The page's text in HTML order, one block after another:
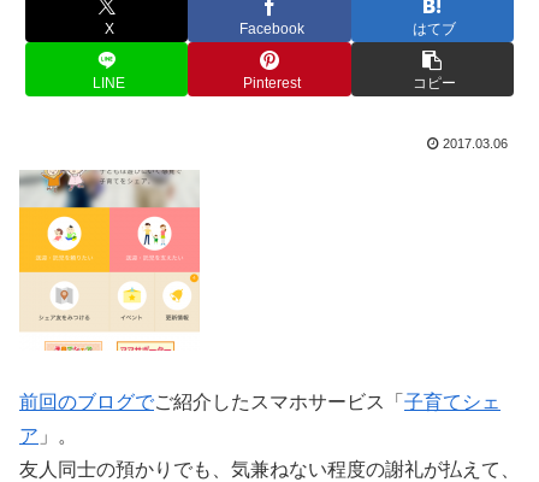
X Facebook はてブ
LINE Pinterest コピー
2017.03.06
前回のブログでご紹介したスマホサービス「 子育てシェ
ア 」。
友人同士の預かりでも、気兼ねない程度の謝礼が払えて、